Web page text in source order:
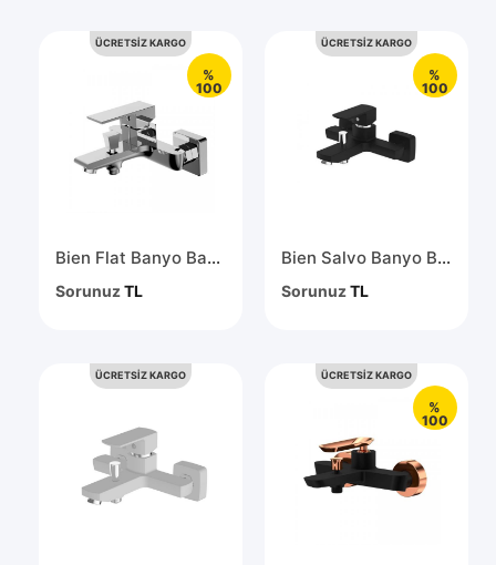
%
100
ÜCRETSİZ KARGO
Bien Flat Banyo Bataryası Krom BB01007103
SorunuzTL
%
100
ÜCRETSİZ KARGO
Bien Salvo Banyo Bataryası İpek Pütürlü Siyah BB01044511
SorunuzTL
ÜCRETSİZ KARGO
%
100
ÜCRETSİZ KARGO